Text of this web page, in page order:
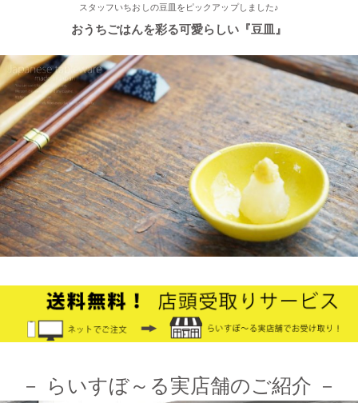
が白いごはん器のお店 らいすぼーる 春日井店にいらっしゃいま
2025/2/4
≪テレビで紹介されました≫ 2021年9月5日 中京テレビ キャッ
チ！『金額当て中継 コレいくらでSHOW！』生放送のコーナー
で 白いごはん器のお店 らいすぼーる 小牧店が出演しました。
2024/12/4
オフィシャルショップがリニューアルしました！お客様により快
適にお買い物をお楽しみいただけるよう、表示速度などを改善し
ました。みなさまのご利用をお待ちしております。
2024/10/26
≪第1弾 公式Youtubeチャンネル お買い物モニターアンバサダー
大募集☆≫ 詳しくはらいすぼ～るインスタグラムをチェッ
スタッフいちおしの豆皿をピックアップしました♪
おうちごはんを彩る可愛らしい『豆皿』
－ らいすぼ～る実店舗のご紹介 －